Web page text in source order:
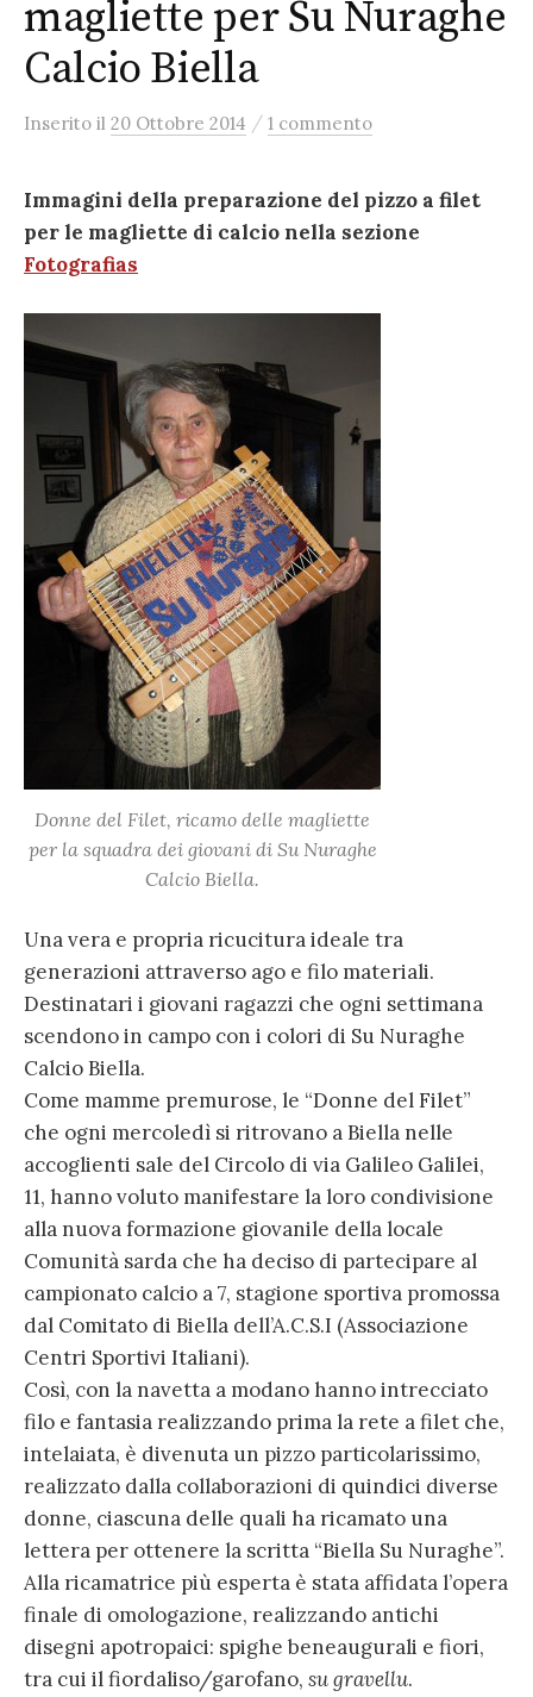
magliette per Su Nuraghe
Calcio Biella
Inserito il 20 Ottobre 2014 / 1 commento
Immagini della preparazione del pizzo a filet
per le magliette di calcio nella sezione
Fotografias
Donne del Filet, ricamo delle magliette
per la squadra dei giovani di Su Nuraghe
Calcio Biella.
Una vera e propria ricucitura ideale tra
generazioni attraverso ago e filo materiali.
Destinatari i giovani ragazzi che ogni settimana
scendono in campo con i colori di Su Nuraghe
Calcio Biella.
Come mamme premurose, le “Donne del Filet”
che ogni mercoledì si ritrovano a Biella nelle
accoglienti sale del Circolo di via Galileo Galilei,
11, hanno voluto manifestare la loro condivisione
alla nuova formazione giovanile della locale
Comunità sarda che ha deciso di partecipare al
campionato calcio a 7, stagione sportiva promossa
dal Comitato di Biella dell’A.C.S.I (Associazione
Centri Sportivi Italiani).
Così, con la navetta a modano hanno intrecciato
filo e fantasia realizzando prima la rete a filet che,
intelaiata, è divenuta un pizzo particolarissimo,
realizzato dalla collaborazioni di quindici diverse
donne, ciascuna delle quali ha ricamato una
lettera per ottenere la scritta “Biella Su Nuraghe”.
Alla ricamatrice più esperta è stata affidata l’opera
finale di omologazione, realizzando antichi
disegni apotropaici: spighe beneaugurali e fiori,
tra cui il fiordaliso/garofano, su gravellu.